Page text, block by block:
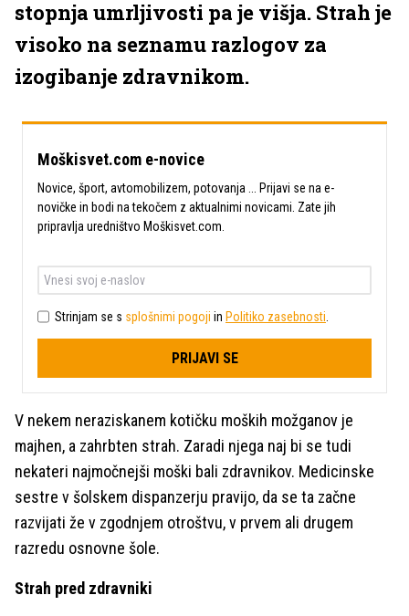
stopnja umrljivosti pa je višja. Strah je
visoko na seznamu razlogov za
izogibanje zdravnikom.
Moškisvet.com e-novice
Novice, šport, avtomobilizem, potovanja ... Prijavi se na e-
novičke in bodi na tekočem z aktualnimi novicami. Zate jih
pripravlja uredništvo Moškisvet.com.
Strinjam se s splošnimi pogoji in Politiko zasebnosti
PRIJAVI SE
V nekem neraziskanem kotičku moških možganov je
majhen, a zahrbten strah. Zaradi njega naj bi se tudi
nekateri najmočnejši moški bali zdravnikov. Medicinske
sestre v šolskem dispanzerju pravijo, da se ta začne
razvijati že v zgodnjem otroštvu, v prvem ali drugem
razredu osnovne šole.
Strah pred zdravniki